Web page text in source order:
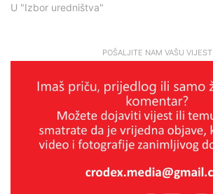
U "Izbor uredništva"
POŠALJITE NAM VAŠU VIJEST